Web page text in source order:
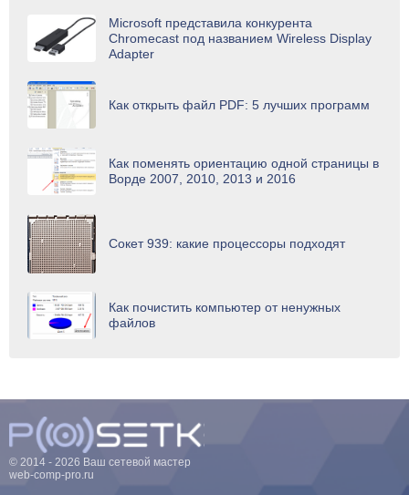
Microsoft представила конкурента
Chromecast под названием Wireless Display
Adapter
Как открыть файл PDF: 5 лучших программ
Как поменять ориентацию одной страницы в
Ворде 2007, 2010, 2013 и 2016
Сокет 939: какие процессоры подходят
Как почистить компьютер от ненужных
файлов
© 2014 - 2026 Ваш сетевой мастер
web-comp-pro.ru